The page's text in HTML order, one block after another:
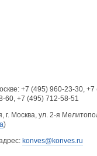
+7 (495) 960-23-30, +7
60, +7 (495) 712-58-51
г. Москва, ул. 2-я
)
konves@konves.ru